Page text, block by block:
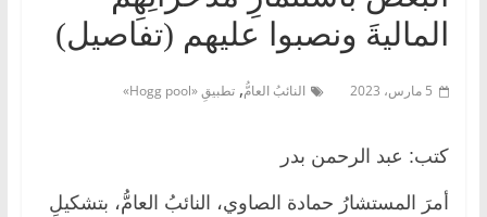
الماليةَ ونصبوا عليهم (تفاصيل)
5 مارس، 2023 النائبُ العامُّ, تطبيقِ «Hogg pool»
كتب: عبد الرحمن بدر
أمرَ المستشارُ حمادة الصاوي، النائبُ العامُّ، بتشكيلِ